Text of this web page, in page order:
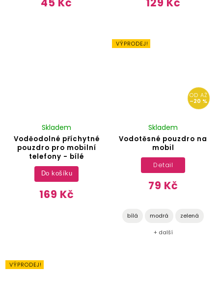
45 Kč 129 Kč
Voděodolné příchytné
pouzdro pro mobilní
telefony - bílé
Skladem
169 Kč
Do košíku
VÝPRODEJ!
OD AŽ
–20 %
Vodotěsné pouzdro na
mobil
Skladem
79 Kč
Detail
bílá modrá zelená
+ další
VÝPRODEJ!